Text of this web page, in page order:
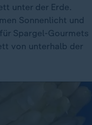
unter der Erde.
Sonnenlicht und
Spargel-Gourmets
von unterhalb der